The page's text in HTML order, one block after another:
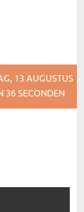
13 AUGUSTUS
35 SECONDEN